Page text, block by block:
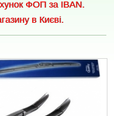
ФОП за IBAN.
в Києві.